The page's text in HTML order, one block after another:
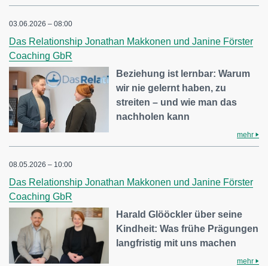
03.06.2026 – 08:00
Das Relationship Jonathan Makkonen und Janine Förster
Coaching GbR
Beziehung ist lernbar: Warum
wir nie gelernt haben, zu
streiten – und wie man das
nachholen kann
mehr
08.05.2026 – 10:00
Das Relationship Jonathan Makkonen und Janine Förster
Coaching GbR
Harald Glööckler über seine
Kindheit: Was frühe Prägungen
langfristig mit uns machen
mehr